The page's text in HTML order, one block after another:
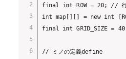
final int ROW = 20; // 行
int map[][] = new int
final int GRID_SIZE =
// ミノの定義define